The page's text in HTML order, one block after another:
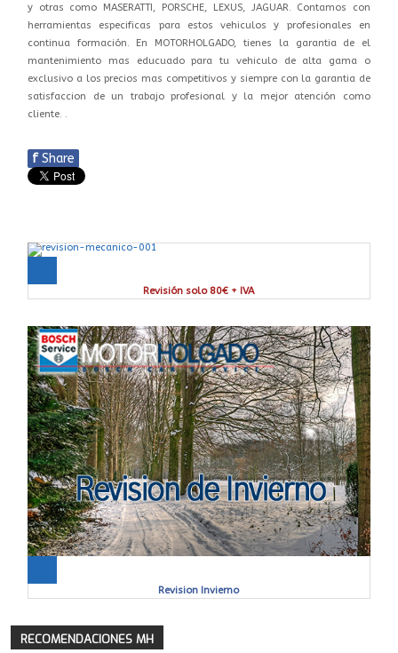
y otras como MASERATTI, PORSCHE, LEXUS, JAGUAR. Contamos con
herramientas especificas para estos vehiculos y profesionales en
continua formación. En MOTORHOLGADO, tienes la garantia de el
mantenimiento mas educuado para tu vehiculo de alta gama o
exclusivo a los precios mas competitivos y siempre con la garantia de
satisfaccion de un trabajo profesional y la mejor atención como
cliente. .
f Share
Revisión solo 80€ + IVA
Revision Invierno
RECOMENDACIONES MH